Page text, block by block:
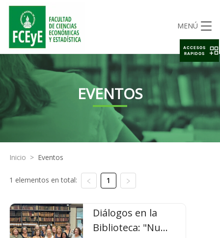
MENÚ
EVENTOS
Inicio > Eventos
1 elementos en total: 1
Diálogos en la
Biblioteca: "Nu...
ACCESOS
RAPIDOS